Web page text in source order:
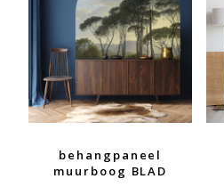
behangpaneel
muurboog BLAD